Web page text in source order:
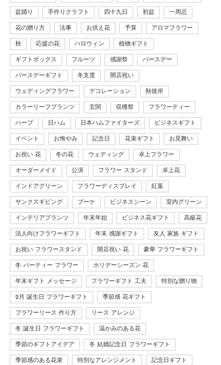
盆踊り 手作りクラフト 四十九日 初盆 一周忌
花の贈り方 法事 お供え花 予算 アロマフラワー
秋 応援の花 ハロウィン 植物ギフト
ギフトボックス フルーツ 感謝祭 バースデー
バースデーギフト 冬支度 開店祝い
ウェディングフラワー デコレーション 秋彼岸
カラーリーフプランツ 玄関 収穫祭 フラワーティー
ハーブ 日ハム 日本ハムファイターズ ビジネスギフト
イベント お悔やみ 記念日 花束ギフト お見舞い
お祝い 花 冬の花 ウェディング 卓上フラワー
オーダーメイド 公演 フラワー スタンド 卓上花
インドアグリーン フラワーディスプレイ 紅葉
サンクスギビング ブーケ ビジネスシーン 室内グリーン
インテリアプランツ 年末年始 ビジネス花ギフト 高級花
法人向けフラワーギフト 年末 感謝ギフト 友人 家族 ギフト
お祝い フラワースタンド 開店祝い 花 豪華 フラワーギフト
冬 パーティー フラワー ホリデーシーズン 花
年末ギフト メッセージ フラワーギフト 工夫 特別な贈り物
2月 誕生日 フラワーギフト 季節感 花ギフト
フラワーリース 作り方 リース アレンジ
冬 誕生日 フラワーギフト 温かみのある花
季節のギフトアイデア 冬 結婚記念日 フラワーギフト
季節感のある花束 特別なアレンジメント 記念日ギフト